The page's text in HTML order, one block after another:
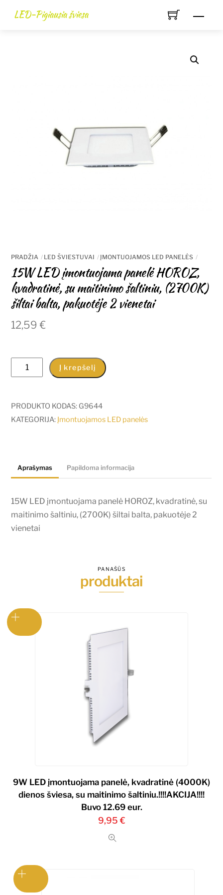
LED-Pigiausia šviesa
PRADŽIA LED ŠVIESTUVAI ĮMONTUOJAMOS LED PANELĖS
15W LED įmontuojama panelė HOROZ,
kvadratinė, su maitinimo šaltiniu, (2700K)
šiltai balta, pakuotėje 2 vienetai
12,59€
produkto
kiekis:
LED
įmontuojama
su
šaltiniu,
(2700K)
šiltai
Į krepšelį
PRODUKTO KODAS: G9644
KATEGORIJA: Įmontuojamos LED panelės
Aprašymas Papildoma informacija
15W LED įmontuojama panelė HOROZ, kvadratinė, su
maitinimo šaltiniu, (2700K) šiltai balta, pakuotėje 2
vienetai
PANAŠŪS
produktai
9W LED įmontuojama panelė, kvadratinė (4000K)
dienos šviesa, su maitinimo šaltiniu.!!!!AKCIJA!!!!
Buvo 12.69 eur.
9,95 €